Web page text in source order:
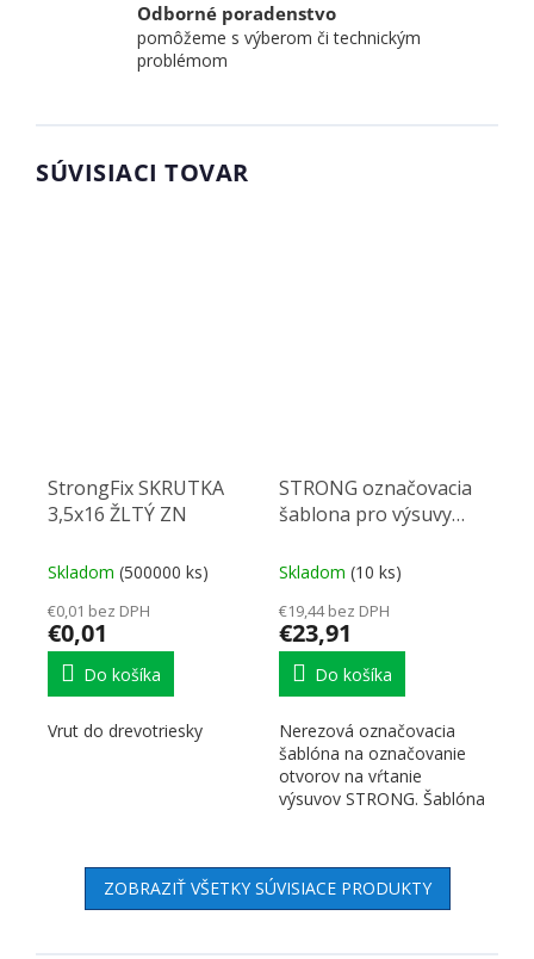
Odborné poradenstvo
pomôžeme s výberom či technickým
problémom
SÚVISIACI TOVAR
StrongFix SKRUTKA
3,5x16 ŽLTÝ ZN
Skladom (500000 ks)
€0,01 bez DPH
€0,01
Do košíka
Vrut do drevotriesky
STRONG označovacia
šablona pro výsuvy
Skladom (10 ks)
€19,44 bez DPH
€23,91
Do košíka
Nerezová označovacia
šablóna na označovanie
otvorov na vŕtanie
výsuvov STRONG. Šablóna
ZOBRAZIŤ VŠETKY SÚVISIACE PRODUKTY